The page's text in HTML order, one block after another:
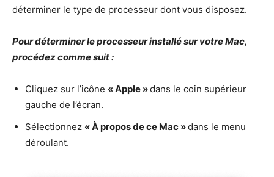
déterminer le type de processeur dont vous disposez.
Pour déterminer le processeur installé sur votre Mac,
procédez comme suit :
Cliquez sur l’icône « Apple »dans le coin supérieur
gauche de l’écran.
Sélectionnez « À propos de ce Mac »dans le menu
déroulant.